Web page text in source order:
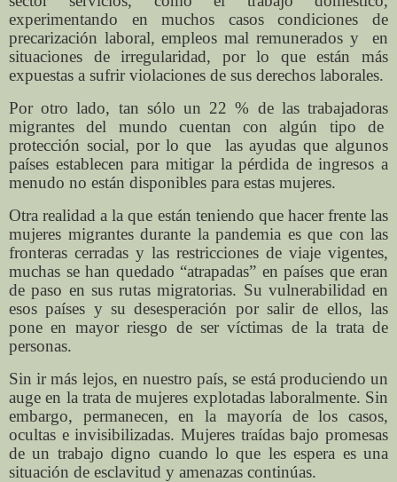
experimentando en muchos casos condiciones de
precarización laboral, empleos mal remunerados y en
situaciones de irregularidad, por lo que están más
expuestas a sufrir violaciones de sus derechos laborales.
Por otro lado, tan sólo un 22 % de las trabajadoras
migrantes del mundo cuentan con algún tipo de
protección social, por lo que las ayudas que algunos
países establecen para mitigar la pérdida de ingresos a
menudo no están disponibles para estas mujeres.
Otra realidad a la que están teniendo que hacer frente las
mujeres migrantes durante la pandemia es que con las
fronteras cerradas y las restricciones de viaje vigentes,
muchas se han quedado “atrapadas” en países que eran
de paso en sus rutas migratorias. Su vulnerabilidad en
esos países y su desesperación por salir de ellos, las
pone en mayor riesgo de ser víctimas de la trata de
personas.
Sin ir más lejos, en nuestro país, se está produciendo un
auge en la trata de mujeres explotadas laboralmente. Sin
embargo, permanecen, en la mayoría de los casos,
ocultas e invisibilizadas. Mujeres traídas bajo promesas
de un trabajo digno cuando lo que les espera es una
situación de esclavitud y amenazas continúas.